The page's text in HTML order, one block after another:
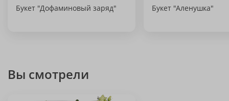
Букет "Дофаминовый заряд" Букет "Аленушка"
Вы смотрели